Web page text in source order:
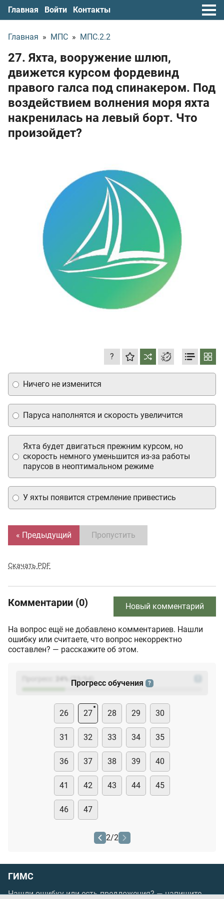
Главная Войти Контакты
Главная » МПС » МПС.2.2
27. Яхта, вооружение шлюп,
движется курсом фордевинд
правого галса под спинакером. Под
воздействием волнения моря яхта
накренилась на левый борт. Что
произойдет?
?
Ничего не изменится
Яхта будет двигаться прежним курсом, но
скорость немного уменьшится из-за работы
парусов в неоптимальном режиме
У яхты появится стремление привестись
Паруса наполнятся и скорость увеличится
« Предыдущий Пропустить
Скачать PDF
Комментарии (0) Новый комментарий
На вопрос ещё не добавлено комментариев. Нашли
ошибку или считаете, что вопрос некорректно
составлен? — расскажите об этом.
(23
Прогресс обучения ?
26 27 28 29 30
31 32 33 34 35
36 37 38 39 40
41 42 43 44 45
46 47
2/2
ГИМС
Нашли ошибку или есть предложения? —напишите